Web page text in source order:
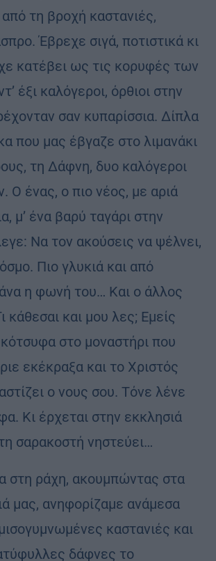
τη βροχή καστανιές,
Έβρεχε σιγά, ποτιστικά κι
κατέβει ως τις κορυφές των
έξι καλόγεροι, όρθιοι στην
σαν κυπαρίσσια. Δίπλα
που μας έβγαζε στο λιμανάκι
τη Δάφνη, δυο καλόγεροι
Ο ένας, ο πιο νέος, με αριά
μ’ ένα βαρύ ταγάρι στην
Να τον ακούσεις να ψέλνει,
Πιο γλυκιά και από
η φωνή του… Και ο άλλος
κάθεσαι και μου λες; Εμείς
στο μοναστήρι που
εκέκραξα και το Χριστός
ο νους σου. Τόνε λένε
Κι έρχεται στην εκκλησιά
σαρακοστή νηστεύει…
στη ράχη, ακουμπώντας στα
μας, ανηφορίζαμε ανάμεσα
καστανιές και
δάφνες το